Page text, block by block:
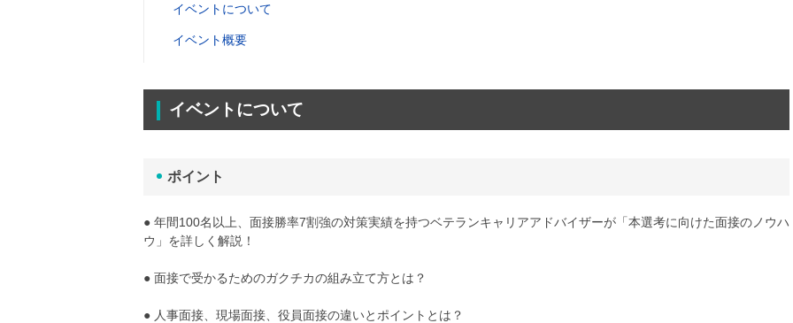
イベントについて
イベント概要
イベントについて
ポイント
● 年間100名以上、面接勝率7割強の対策実績を持つベテランキャリアアドバイザーが「本選考に向けた面接のノウハ
ウ」を詳しく解説！
● 面接で受かるためのガクチカの組み立て方とは？
● 人事面接、現場面接、役員面接の違いとポイントとは？